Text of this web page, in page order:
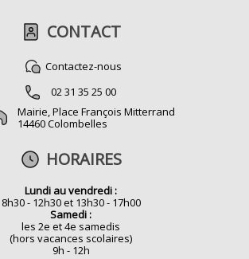
CONTACT
Contactez-nous
02 31 35 25 00
Mairie, Place François Mitterrand
14460 Colombelles
HORAIRES
Lundi au vendredi :
8h30 - 12h30 et 13h30 - 17h00
Samedi :
les 2e et 4e samedis
(hors vacances scolaires)
9h - 12h